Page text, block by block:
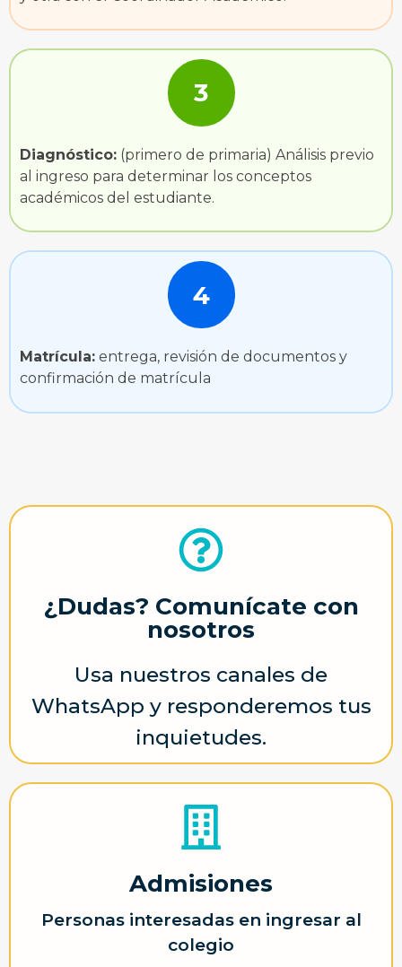
3
Diagnóstico: (primero de primaria) Análisis previo
al ingreso para determinar los conceptos
académicos del estudiante.
4
Matrícula: entrega, revisión de documentos y
confirmación de matrícula
¿Dudas? Comunícate con
nosotros
Usa nuestros canales de
WhatsApp y responderemos tus
inquietudes.
Admisiones
Personas interesadas en ingresar al
colegio